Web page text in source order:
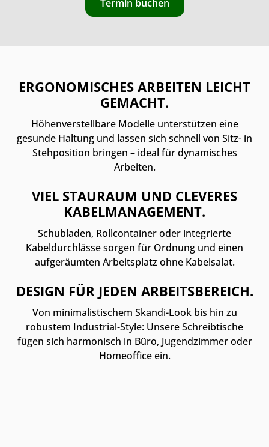
Termin buchen
ERGONOMISCHES ARBEITEN LEICHT
GEMACHT.
Höhenverstellbare Modelle unterstützen eine
gesunde Haltung und lassen sich schnell von Sitz- in
Stehposition bringen – ideal für dynamisches
Arbeiten.
VIEL STAURAUM UND CLEVERES
KABELMANAGEMENT.
Schubladen, Rollcontainer oder integrierte
Kabeldurchlässe sorgen für Ordnung und einen
aufgeräumten Arbeitsplatz ohne Kabelsalat.
DESIGN FÜR JEDEN ARBEITSBEREICH.
Von minimalistischem Skandi-Look bis hin zu
robustem Industrial-Style: Unsere Schreibtische
fügen sich harmonisch in Büro, Jugendzimmer oder
Homeoffice ein.